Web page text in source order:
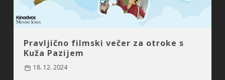
Pravljično filmski večer za otroke s
Kuža Pazijem
18. 12. 2024